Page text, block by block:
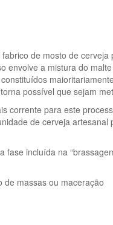
de mosto de
envolve a mistura do
possível que sejam
corrente para este
de cerveja
fase incluída na
de massas ou maceração